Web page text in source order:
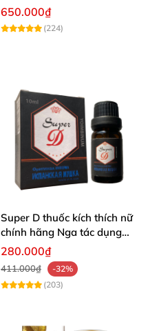
Hiệu Quả Nhanh
650.000₫
(224)
Super D thuốc kích thích nữ
chính hãng Nga tác dụng
mạnh tốt nhất
280.000₫
411.000₫
-32%
(203)